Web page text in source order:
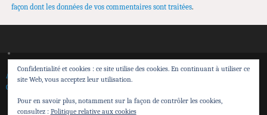
façon dont les données de vos commentaires sont traitées.
Accueil Spectacles Théâtre de Sensibilisation
Calendrier
Cie Attrape Sourire
Confidentialité et cookies : ce site utilise des cookies. En continuant à utiliser ce
site Web, vous acceptez leur utilisation.
Pour en savoir plus, notamment sur la façon de contrôler les cookies,
consultez : Politique relative aux cookies